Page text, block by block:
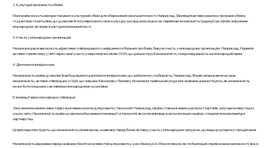
2. Культурні програми та обміни
Малі країни можуть використовувати культурний обмін для збереження своєї ідентичності. Наприклад, Фінляндія активно реалізує програми обміну
студентами та митцями, що дозволяє їй популяризувати свою культуру за кордоном, водночас переймаючи нові ідеї та традиції. Це сприяє зміцненню
міжнародних зв'язків і культурної різноманітності.
3. Участь у міжнародних організаціях
Незалежні держави можуть ефективно співпрацювати у вирішенні глобальних проблем, беручи участь у міжнародних організаціях. Наприклад, Норвегія
активно сприяє миру у світі через свою участь у миротворчих місіях ООН, що демонструє її незалежність та відповідальність на міжнародній арені.
4. Дипломатичні відносини
Незалежність країни дозволяє їй вибудовувати дипломатичні відносини, що забезпечує стабільність. Наприклад, Японія, незважаючи на свою
незалежність, активно співпрацює з США, що зміцнює її економіку і безпеку. Економічні та військові угоди між країнами демонструють, як незалежність
може бути поєднана з активними міжнародними зусиллями.
5. Інновації через міжнародну співпрацю
Залучення іноземних інвесторів є важливим кроком для розвитку технологій. Наприклад, Ізраїль став важливим центром стартапів, залучаючи інвестиції з
усього світу. Незалежність країни дозволила їй розвивати інновації та технології, які потім впроваджуються в інших країнах, створюючи взаємовигідні
партнерства.
Ці приклади ілюструють, що незалежність не виключає, а навпаки, передбачає активну участь у міжнародних процесах, що веде до розвитку і процвітання.
Незалежність відкриває перед країнами безліч можливостей для розвитку, а не обмежує їх. Ми розглянули, як глобалізація сприяє взаємозалежності, яка, в